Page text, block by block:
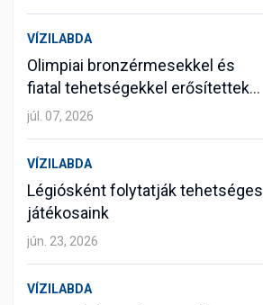
VÍZILABDA
Olimpiai bronzérmesekkel és
fiatal tehetségekkel erősítettek
vízilabdázóink
júl. 07, 2026
VÍZILABDA
Légiósként folytatják tehetséges
játékosaink
jún. 23, 2026
VÍZILABDA